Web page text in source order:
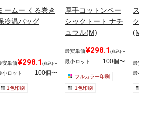
ームー くる巻き
冷温バッグ
安単価¥298.1 (税込)〜
小ロット 100個〜
1色印刷
厚手コットンベー
シックトート ナチ
ュラル(M)
最安単価¥298.1 (税込)〜
最小ロット 100個〜
フルカラー印刷
1色印刷
ス
ク
(M)
最安
最小